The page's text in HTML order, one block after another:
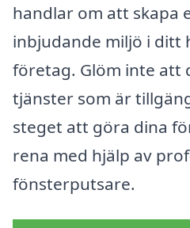
handlar om att skapa
inbjudande miljö i ditt
företag. Glöm inte att
tjänster som är
steget att göra dina
rena med hjälp av
fönsterputsare.